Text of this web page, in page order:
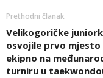
Prethodni članak
Velikogoričke
osvojile prvo mjesto
ekipno na
turniru u